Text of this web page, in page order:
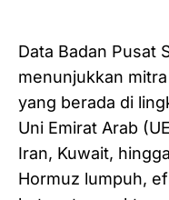
Data Badan Pusat
menunjukkan
yang berada di
Uni Emirat Arab
Iran, Kuwait,
Hormuz lumpuh,